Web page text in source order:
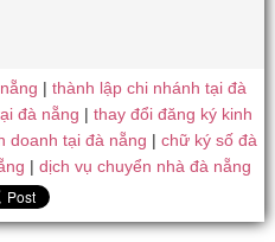
|thành lập chi nhánh tại đà
đà nẵng |thay đổi đăng ký kinh
doanh tại đà nẵng |chữ ký số đà
| dịch vụ chuyển nhà đà nẵng